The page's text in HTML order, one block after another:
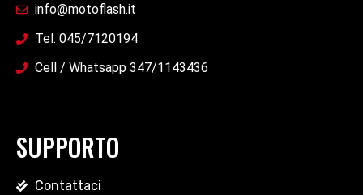
info@motoflash.it
Tel. 045/7120194
Cell / Whatsapp 347/1143436
SUPPORTO
Contattaci